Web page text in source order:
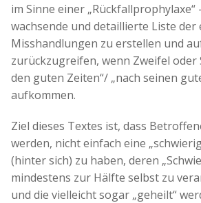
im Sinne einer „Rückfallprophylaxe“
wachsende und detaillierte Liste
Misshandlungen zu erstellen und
zurückzugreifen, wenn Zweifel oder
den guten Zeiten“/ „nach seinen
aufkommen.
Ziel dieses Textes ist, dass
werden, nicht einfach eine
(hinter sich) zu haben, deren
mindestens zur Hälfte selbst zu
und die vielleicht sogar „geheilt“